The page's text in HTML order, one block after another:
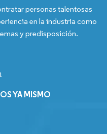
personas talentosas
en la industria como
y predisposición.
YA MISMO